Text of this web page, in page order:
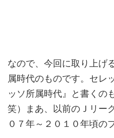
なので、今回に取り上げ
属時代のものです。セレ
ッソ所属時代』と書くの
笑）まあ、以前のＪリー
０７年～２０１０年頃の